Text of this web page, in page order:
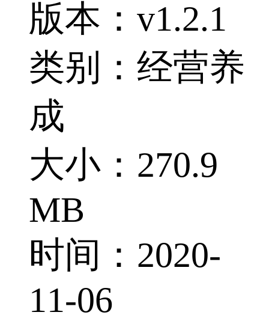
版本：v1.2.1
类别：经营养
成
大小：270.9
MB
时间：2020-
11-06